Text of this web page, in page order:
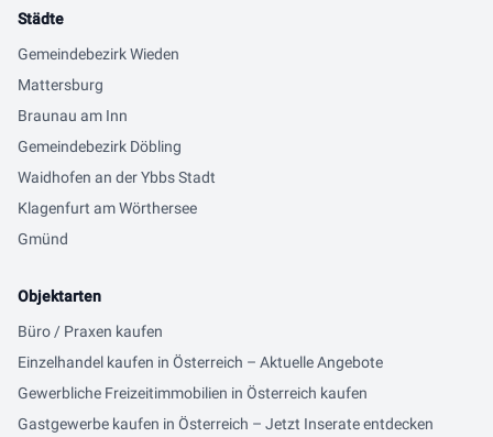
Städte
Gemeindebezirk Wieden
Mattersburg
Braunau am Inn
Gemeindebezirk Döbling
Waidhofen an der Ybbs Stadt
Klagenfurt am Wörthersee
Gmünd
Objektarten
Büro / Praxen kaufen
Einzelhandel kaufen in Österreich – Aktuelle Angebote
Gewerbliche Freizeitimmobilien in Österreich kaufen
Gastgewerbe kaufen in Österreich – Jetzt Inserate entdecken